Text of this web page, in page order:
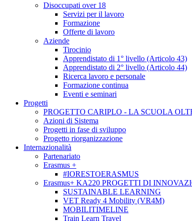
Disoccupati over 18
Servizi per il lavoro
Formazione
Offerte di lavoro
Aziende
Tirocinio
Apprendistato di 1° livello (Articolo 43)
Apprendistato di 2° livello (Articolo 44)
Ricerca lavoro e personale
Formazione continua
Eventi e seminari
Progetti
PROGETTO CARIPLO - LA SCUOLA
Azioni di Sistema
Progetti in fase di sviluppo
Progetto riorganizzazione
Internazionalità
Partenariato
Erasmus +
#IORESTOERASMUS
Erasmus+ KA220 PROGETTI DI
SUSTAINABLE LEARNING
VET Ready 4 Mobility (VR4M)
MOBILITIMELINE
Train Learn Travel